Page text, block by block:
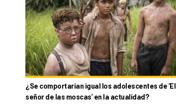
¿Se comportarían igual los adolescentes de ‘El
señor de las moscas’ en la actualidad?